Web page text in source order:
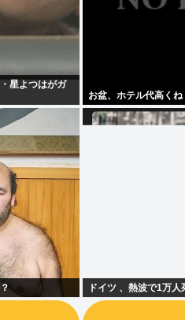
星よつはがガ
お盆、ホテル代高くね
ドイツ 、熱波で1万人